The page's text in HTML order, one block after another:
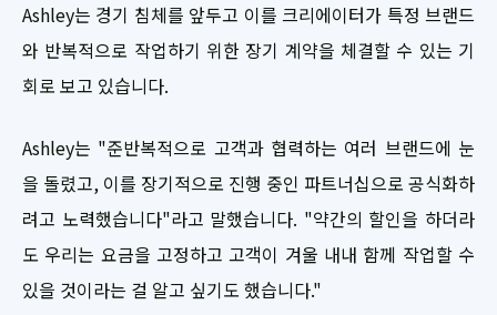
Ashley는 경기 침체를 앞두고 이를 크리에이터가 특정 브랜드
와 반복적으로 작업하기 위한 장기 계약을 체결할 수 있는 기
회로 보고 있습니다.
Ashley는 "준반복적으로 고객과 협력하는 여러 브랜드에 눈
을 돌렸고, 이를 장기적으로 진행 중인 파트너십으로 공식화하
려고 노력했습니다"라고 말했습니다. "약간의 할인을 하더라
도 우리는 요금을 고정하고 고객이 겨울 내내 함께 작업할 수
있을 것이라는 걸 알고 싶기도 했습니다."